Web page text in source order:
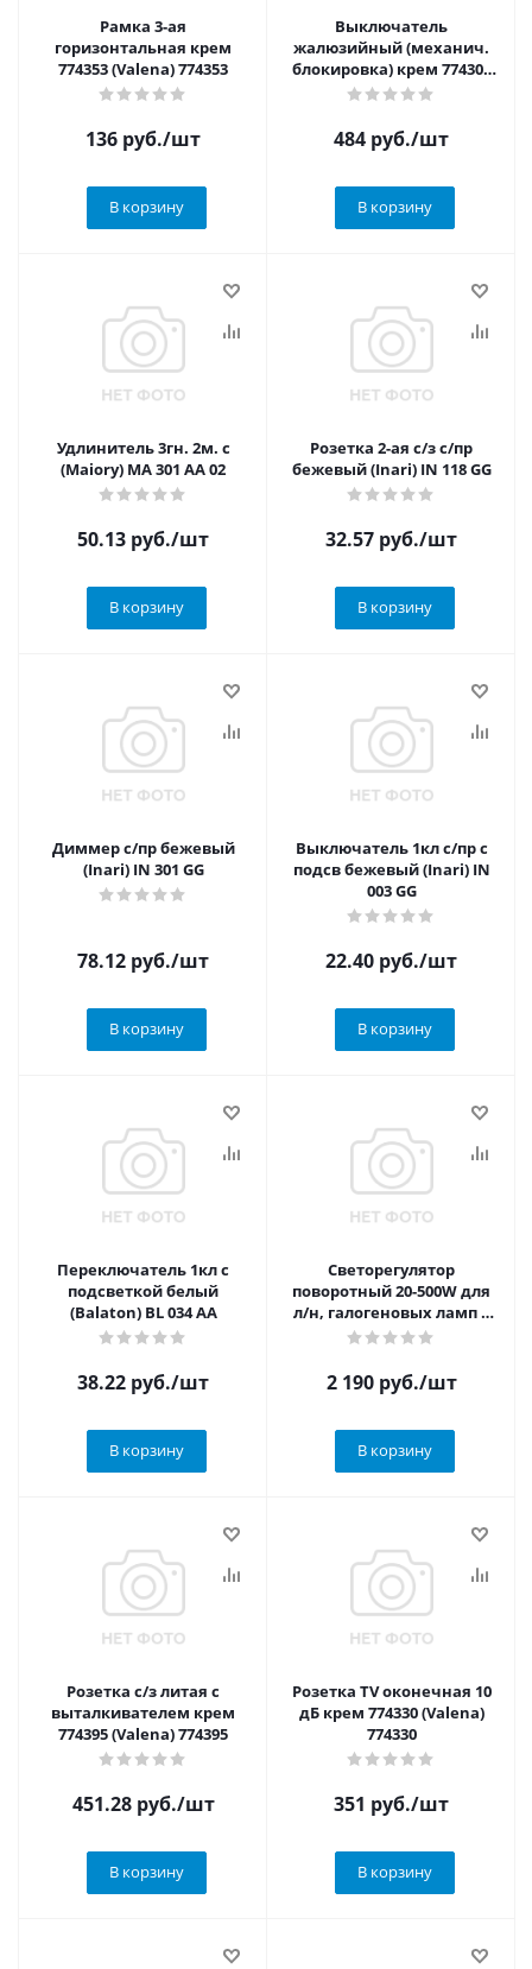
Рамка 3-ая
горизонтальная крем
774353 (Valena) 774353
136 руб./шт
В корзину
Выключатель
жалюзийный (механич.
блокировка) крем 774304
(Valena) 774304
484 руб./шт
В корзину
Удлинитель 3гн. 2м. с
(Maiory) MA 301 AA 02
50.13 руб./шт
В корзину
Розетка 2-ая с/з с/пр
бежевый (Inari) IN 118 GG
32.57 руб./шт
В корзину
Диммер с/пр бежевый
(Inari) IN 301 GG
78.12 руб./шт
В корзину
Выключатель 1кл с/пр с
подсв бежевый (Inari) IN
003 GG
22.40 руб./шт
В корзину
Переключатель 1кл с
подсветкой белый
(Balaton) BL 034 AA
38.22 руб./шт
В корзину
Светорегулятор
поворотный 20-500W для
л/н, галогеновых ламп с
обмоточным т-ром крем
2 190руб./шт
В корзину
Розетка с/з литая с
выталкивателем крем
774395 (Valena) 774395
451.28руб./шт
В корзину
Розетка TV оконечная 10
дБ крем 774330 (Valena)
774330
351 руб./шт
В корзину